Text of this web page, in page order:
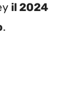
il 2024
.